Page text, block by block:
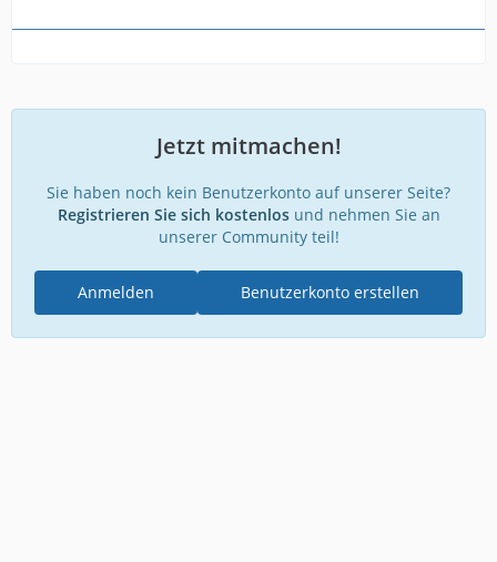
Jetzt mitmachen!
Sie haben noch kein Benutzerkonto auf unserer Seite?
Registrieren Sie sich kostenlosund nehmen Sie an
unserer Community teil!
Benutzerkonto erstellen
Anmelden